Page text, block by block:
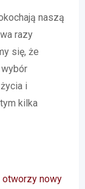
naszą
razy
się, że
i
kilka
otworzy nowy